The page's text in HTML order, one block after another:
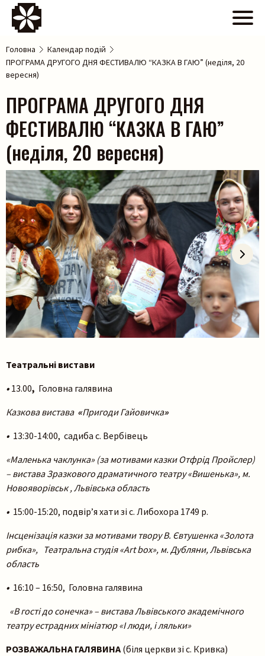
Головна
Календар подій
ПРОГРАМА ДРУГОГО ДНЯ ФЕСТИВАЛЮ “КАЗКА В ГАЮ” (неділя, 20
вересня)
ПРОГРАМА ДРУГОГО ДНЯ
ФЕСТИВАЛЮ “КАЗКА В ГАЮ”
(неділя, 20 вересня)
Театральні вистави
• 13.00, Головна галявина
Казкова вистава«Пригоди Гайовичка»
• 13:30-14:00, садиба с. Вербівець
«Маленька чаклунка» (за мотивами казки Отфрід Пройслер)
– вистава Зразкового драматичного театру «Вишенька», м.
Новояворівськ , Львівська область
• 15:00-15:20, подвір’я хати зі с. Либохора 1749 р.
Інсценізація казки за мотивами твору В. Євтушенка «Золота
рибка», Театральна студія «Art box», м. Дубляни, Львівська
область
• 16:10 – 16:50, Головна галявина
«В гості до сонечка» – вистава Львівського академічного
театру естрадних мініатюр «І люди, і ляльки»
РОЗВАЖАЛЬНА ГАЛЯВИНА(біля церкви зі с. Кривка)